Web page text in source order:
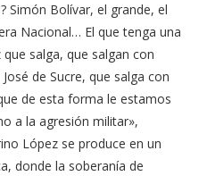
Simón Bolívar, el grande, el
Nacional… El que tenga una
salga, que salgan con
de Sucre, que salga con
de esta forma le estamos
a la agresión militar»,
López se produce en un
donde la soberanía de